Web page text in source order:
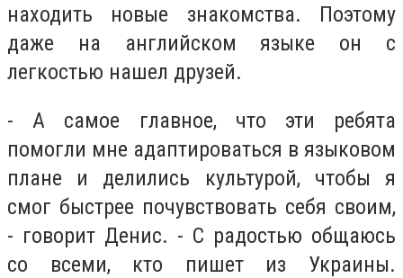
находить новые знакомства. Поэтому
даже на английском языке он с
легкостью нашел друзей.
- А самое главное, что эти ребята
помогли мне адаптироваться в языковом
плане и делились культурой, чтобы я
смог быстрее почувствовать себя своим,
- говорит Денис. - С радостью общаюсь
со всеми, кто пишет из Украины.